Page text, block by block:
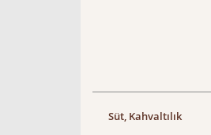
Süt, Kahvaltılık